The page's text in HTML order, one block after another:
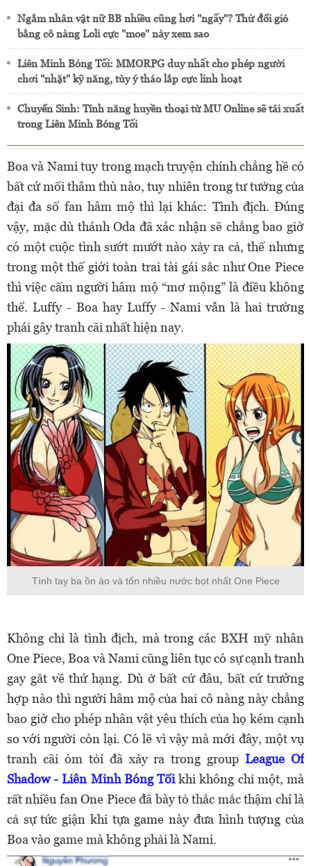
Ngắm nhân vật nữ BB nhiều cũng hơi "ngấy"? Thử đổi gió
bằng cô nàng Loli cực "moe" này xem sao
Liên Minh Bóng Tối: MMORPG duy nhất cho phép người
chơi "nhặt" kỹ năng, tùy ý tháo lắp cực linh hoạt
Chuyển Sinh: Tính năng huyền thoại từ MU Online sẽ tái xuất
trong Liên Minh Bóng Tối
Boa và Nami tuy trong mạch truyện chính chẳng hề có
bất cứ mối thâm thù nào, tuy nhiên trong tư tưởng của
đại đa số fan hâm mộ thì lại khác: Tình địch. Đúng
vậy, mặc dù thánh Oda đã xác nhận sẽ chẳng bao giờ
có một cuộc tình sướt mướt nào xảy ra cả, thế nhưng
trong một thế giới toàn trai tài gái sắc như One Piece
thì việc cấm người hâm mộ “mơ mộng” là điều không
thể. Luffy - Boa hay Luffy - Nami vẫn là hai trường
phái gây tranh cãi nhất hiện nay.
Tình tay ba ồn ào và tốn nhiều nước bọt nhất One Piece
Không chỉ là tình địch, mà trong các BXH mỹ nhân
One Piece, Boa và Nami cũng liên tục có sự cạnh tranh
gay gắt về thứ hạng. Dù ở bất cứ đâu, bất cứ trường
hợp nào thì người hâm mộ của hai cô nàng này chẳng
bao giờ cho phép nhân vật yêu thích của họ kém cạnh
so với người còn lại. Có lẽ vì vậy mà mới đây, một vụ
tranh cãi ỏm tỏi đã xảy ra trong groupLeague Of
Shadow - Liên Minh Bóng Tốikhi không chỉ một, mà
rất nhiều fan One Piece đã bày tỏ thắc mắc thậm chí là
cả sự tức giận khi tựa game này đưa hình tượng của
Boa vào game mà không phải là Nami.